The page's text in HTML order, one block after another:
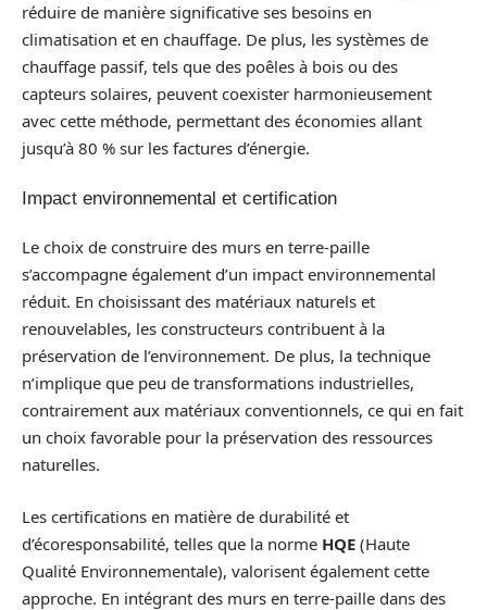
réduire de manière significative ses besoins en
climatisation et en chauffage. De plus, les systèmes de
chauffage passif, tels que des poêles à bois ou des
capteurs solaires, peuvent coexister harmonieusement
avec cette méthode, permettant des économies allant
jusqu’à 80 % sur les factures d’énergie.
Impact environnemental et certification
Le choix de construire des murs en terre-paille
s’accompagne également d’un impact environnemental
réduit. En choisissant des matériaux naturels et
renouvelables, les constructeurs contribuent à la
préservation de l’environnement. De plus, la technique
n’implique que peu de transformations industrielles,
contrairement aux matériaux conventionnels, ce qui en fait
un choix favorable pour la préservation des ressources
naturelles.
Les certifications en matière de durabilité et
d’écoresponsabilité, telles que la norme HQE (Haute
Qualité Environnementale), valorisent également cette
approche. En intégrant des murs en terre-paille dans des